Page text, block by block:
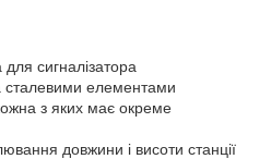
сигналізатора
сталевими елементами
з яких має окреме
довжини і висоти станції